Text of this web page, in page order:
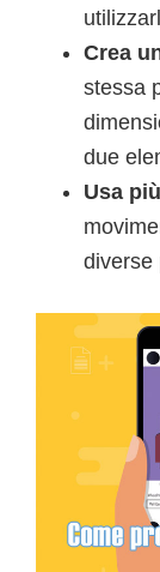
Crea
stessa
due
Usa
diverse